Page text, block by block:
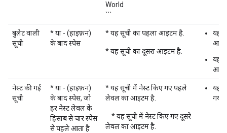
World
```
बुलेट वाली
सूची
* या - (हाइफ़न)
के बाद स्पेस
* यह सूची का पहला आइटम है.
* यह सूची का दूसरा आइटम है.
यह
यह
नेस्ट की गई
सूची
* या - (हाइफ़न)
के बाद स्पेस, जो
हर नेस्ट लेवल के
हिसाब से चार स्पेस
से पहले आता है
* यह सूची में नेस्ट किए गए पहले
लेवल का आइटम है.
* यह सूची में नेस्ट किए गए दूसरे
लेवल का आइटम है.
यह
गया